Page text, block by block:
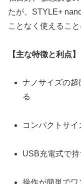
たが、STYLE+
ことなく使えること
【主な特徴と利点】
ナノサイズの
る
コンパクトサ
USB充電式で
操作が簡単でワ